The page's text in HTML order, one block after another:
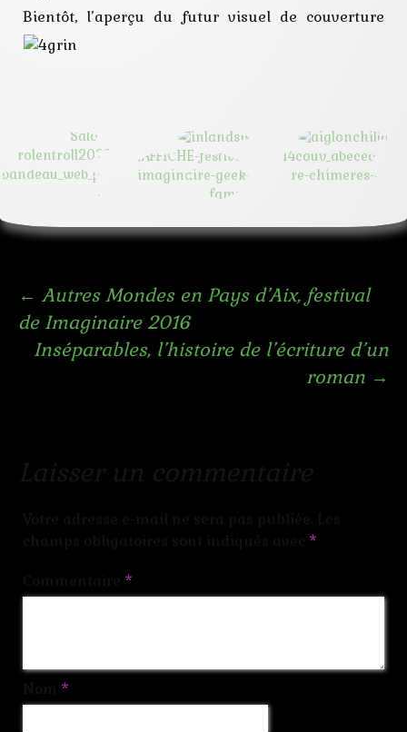
Bientôt, l’aperçu du futur visuel de couverture
Navigation
des
← Autres Mondes en Pays d’Aix, festival
de Imaginaire 2016
Inséparables, l’histoire de l’écriture d’un
roman →
*
*
*